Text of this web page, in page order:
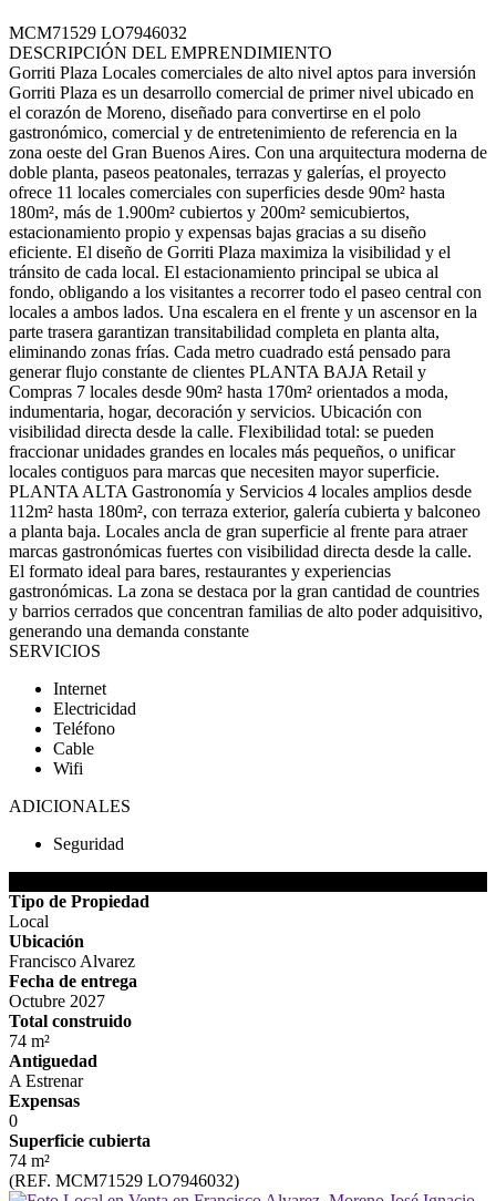
MCM71529 LO7946032
DESCRIPCIÓN DEL EMPRENDIMIENTO
Gorriti Plaza Locales comerciales de alto nivel aptos para inversión
Gorriti Plaza es un desarrollo comercial de primer nivel ubicado en
el corazón de Moreno, diseñado para convertirse en el polo
gastronómico, comercial y de entretenimiento de referencia en la
zona oeste del Gran Buenos Aires. Con una arquitectura moderna de
doble planta, paseos peatonales, terrazas y galerías, el proyecto
ofrece 11 locales comerciales con superficies desde 90m² hasta
180m², más de 1.900m² cubiertos y 200m² semicubiertos,
estacionamiento propio y expensas bajas gracias a su diseño
eficiente. El diseño de Gorriti Plaza maximiza la visibilidad y el
tránsito de cada local. El estacionamiento principal se ubica al
fondo, obligando a los visitantes a recorrer todo el paseo central con
locales a ambos lados. Una escalera en el frente y un ascensor en la
parte trasera garantizan transitabilidad completa en planta alta,
eliminando zonas frías. Cada metro cuadrado está pensado para
generar flujo constante de clientes PLANTA BAJA Retail y
Compras 7 locales desde 90m² hasta 170m² orientados a moda,
indumentaria, hogar, decoración y servicios. Ubicación con
visibilidad directa desde la calle. Flexibilidad total: se pueden
fraccionar unidades grandes en locales más pequeños, o unificar
locales contiguos para marcas que necesiten mayor superficie.
PLANTA ALTA Gastronomía y Servicios 4 locales amplios desde
112m² hasta 180m², con terraza exterior, galería cubierta y balconeo
a planta baja. Locales ancla de gran superficie al frente para atraer
marcas gastronómicas fuertes con visibilidad directa desde la calle.
El formato ideal para bares, restaurantes y experiencias
gastronómicas. La zona se destaca por la gran cantidad de countries
y barrios cerrados que concentran familias de alto poder adquisitivo,
generando una demanda constante
SERVICIOS
Internet
Electricidad
Teléfono
Cable
Wifi
ADICIONALES
Seguridad
Tipo de Propiedad
Local
Ubicación
Francisco Alvarez
Fecha de entrega
Octubre 2027
Total construido
74 m²
Antiguedad
A Estrenar
Expensas
0
Superficie cubierta
74 m²
(REF. MCM71529 LO7946032)